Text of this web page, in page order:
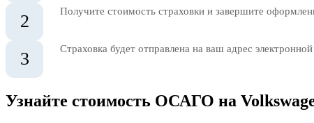
2 Получите стоимость страховки и завершите
3 Страховка будет отправлена на ваш адрес
Узнайте стоимость ОСАГО на